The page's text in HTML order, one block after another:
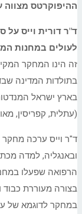
ההיפוקרטס מצווה
ד"ר דורית וייס
לעולים במחנות
זה הינו המחקר
בתולדות המדינה
בארץ ישראל
(עתלית, קפריסין,
ד"ר וייס ערכה מחקר
ובאנגליה, למדה
הרפואה שפעלו
בצורה מעוררת
במחקר לדוגמא של